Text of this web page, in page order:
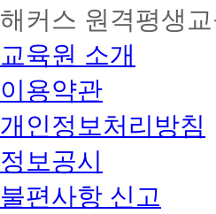
해커스 원격평생
교육원 소개
이용약관
개인정보처리방침
정보공시
불편사항 신고